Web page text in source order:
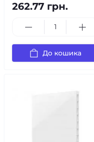
262.77 грн.
До кошика